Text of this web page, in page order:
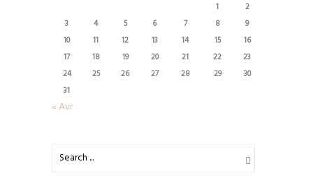
1
2
3
4 5 6 7 8
9
10
11 12 13 14 15
16
17
18 19 20 21 22
23
24
25 26 27 28 29
30
31
« Avr